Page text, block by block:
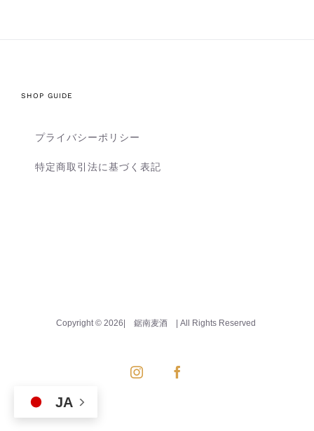
SHOP GUIDE
プライバシーポリシー
特定商取引法に基づく表記
Copyright © 2026| 鋸南麦酒 | All Rights Reserved
InstagramFacebook
JA